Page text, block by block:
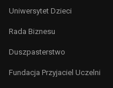
Uniwersytet Dzieci
Rada Biznesu
Duszpasterstwo
Fundacja Przyjaciel Uczelni